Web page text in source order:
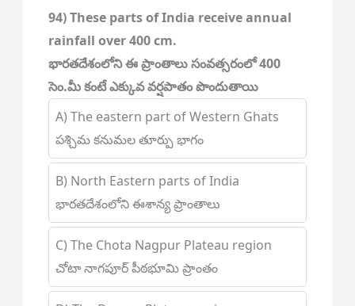
94) These parts of India receive annual
rainfall over 400 cm.
భారతదేశంలోని ఈ ప్రాంతాలు సంవత్సరంలో 400
సెం.మీ కంటే ఎక్కువ వర్షపాతం పొందుతాయి
A) The eastern part of Western Ghats
పశ్చిమ కనుమల తూర్పు భాగం
B) North Eastern parts of India
భారతదేశంలోని ఈశాన్య ప్రాంతాలు
C) The Chota Nagpur Plateau region
చోటా నాగపూర్ పీఠభూమి ప్రాంతం